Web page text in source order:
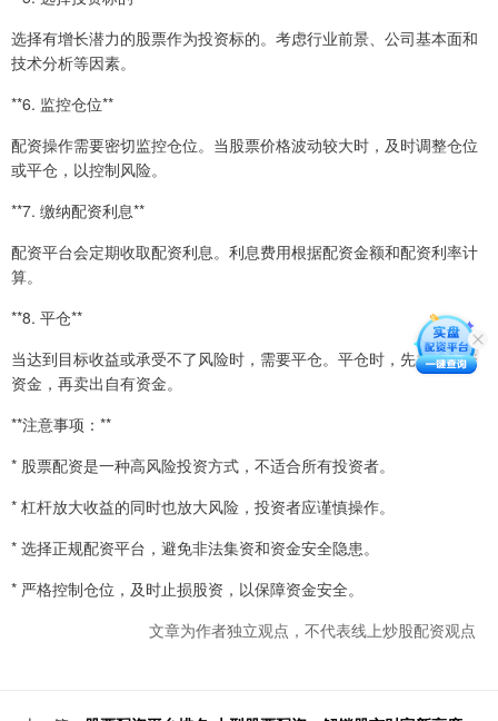
选择有增长潜力的股票作为投资标的。考虑行业前景、公司基本面和
技术分析等因素。
**6. 监控仓位**
配资操作需要密切监控仓位。当股票价格波动较大时，及时调整仓位
或平仓，以控制风险。
**7. 缴纳配资利息**
配资平台会定期收取配资利息。利息费用根据配资金额和配资利率计
算。
**8. 平仓**
当达到目标收益或承受不了风险时，需要平仓。平仓时，先卖出配资
资金，再卖出自有资金。
**注意事项：**
* 股票配资是一种高风险投资方式，不适合所有投资者。
* 杠杆放大收益的同时也放大风险，投资者应谨慎操作。
* 选择正规配资平台，避免非法集资和资金安全隐患。
* 严格控制仓位，及时止损股资，以保障资金安全。
文章为作者独立观点，不代表线上炒股配资观点